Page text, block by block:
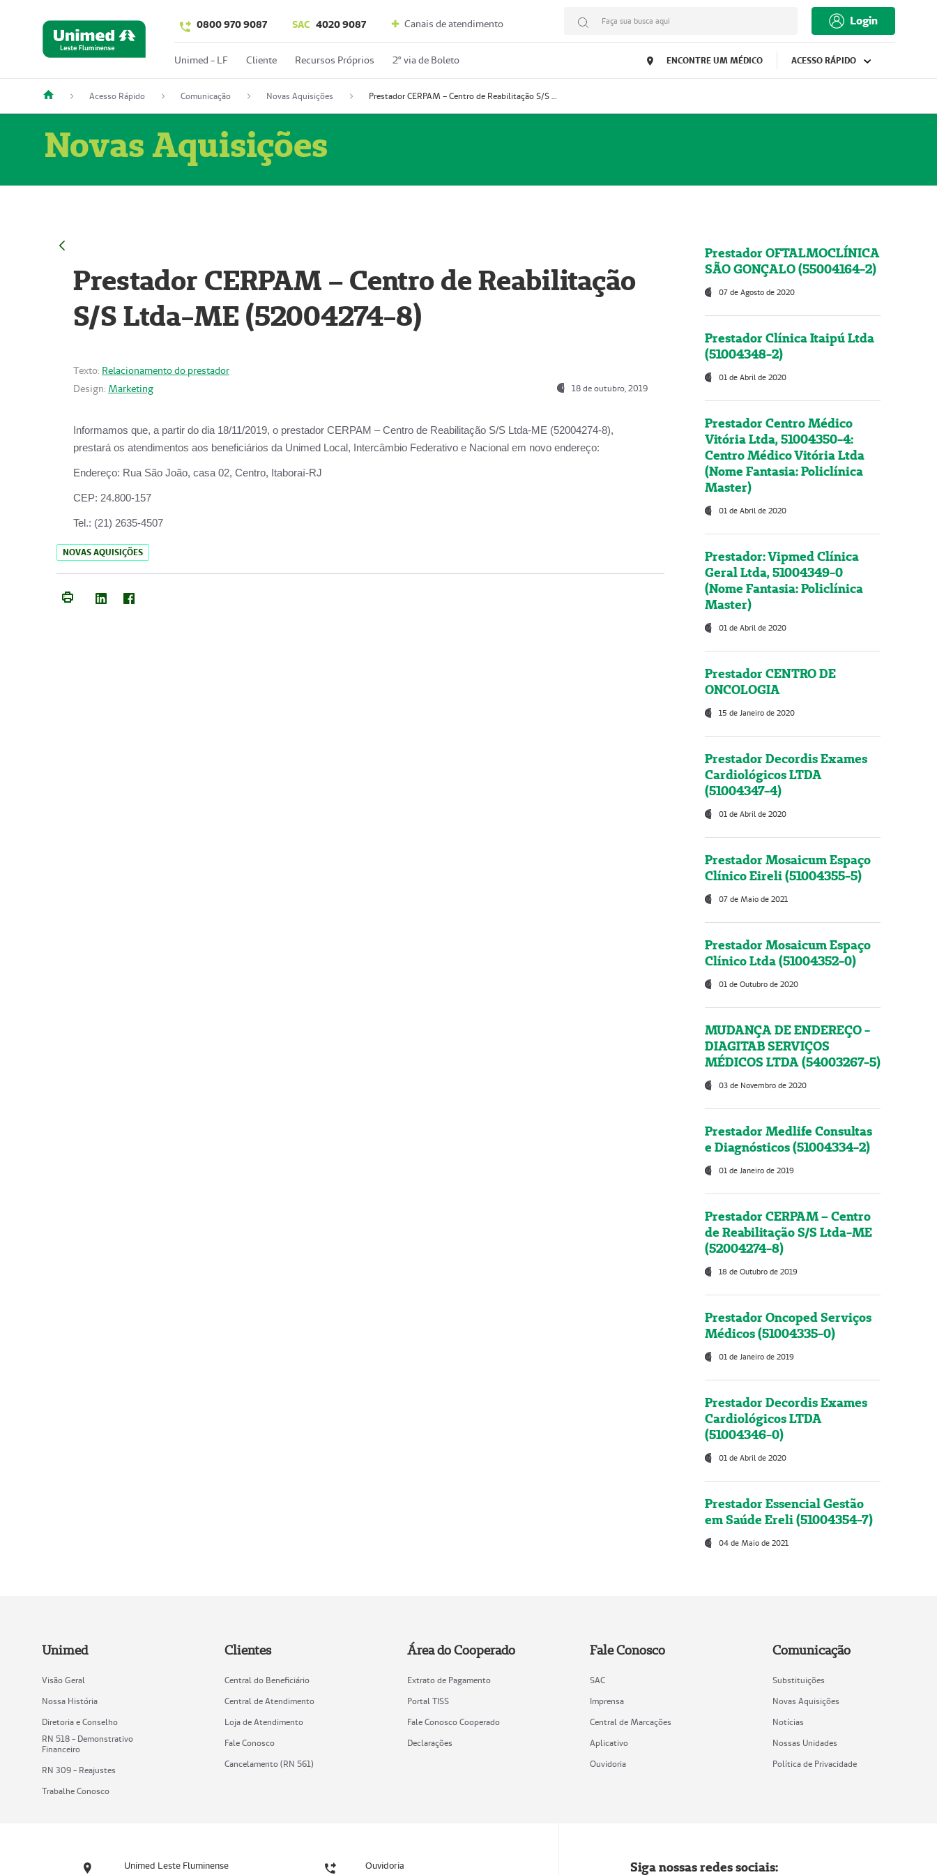
0800 970 9087 SAC 4020 9087 Canais de atendimento Faça sua busca aqui Login
Unimed - LF Cliente Recursos Próprios 2º via de Boleto ENCONTRE UM MÉDICO ACESSO RÁPIDO
Acesso Rápido Comunicação Novas Aquisições Prestador CERPAM – Centro de Reabilitação S/S Ltda-ME (52004274-8)
Novas Aquisições
Prestador CERPAM – Centro de Reabilitação
S/S Ltda-ME (52004274-8)
Texto: Relacionamento do prestador
Design: Marketing 18 de outubro, 2019
Informamos que, a partir do dia 18/11/2019, o prestador CERPAM – Centro de Reabilitação S/S Ltda-ME (52004274-8),
prestará os atendimentos aos beneficiários da Unimed Local, Intercâmbio Federativo e Nacional em novo endereço:
Endereço: Rua São João, casa 02, Centro, Itaboraí-RJ
CEP: 24.800-157
Tel.: (21) 2635-4507
NOVAS AQUISIÇÕES
Prestador OFTALMOCLÍNICA
SÃO GONÇALO (55004164-2)
07 de Agosto de 2020
Prestador Clínica Itaipú Ltda
(51004348-2)
01 de Abril de 2020
Prestador Centro Médico
Vitória Ltda, 51004350-4:
Centro Médico Vitória Ltda
(Nome Fantasia: Policlínica
Master)
01 de Abril de 2020
Prestador: Vipmed Clínica
Geral Ltda, 51004349-0
(Nome Fantasia: Policlínica
Master)
01 de Abril de 2020
Prestador CENTRO DE
ONCOLOGIA
15 de Janeiro de 2020
Prestador Decordis Exames
Cardiológicos LTDA
(51004347-4)
01 de Abril de 2020
Prestador Mosaicum Espaço
Clínico Eireli (51004355-5)
07 de Maio de 2021
Prestador Mosaicum Espaço
Clínico Ltda (51004352-0)
01 de Outubro de 2020
MUDANÇA DE ENDEREÇO -
DIAGITAB SERVIÇOS
MÉDICOS LTDA (54003267-5)
03 de Novembro de 2020
Prestador Medlife Consultas
e Diagnósticos (51004334-2)
01 de Janeiro de 2019
Prestador CERPAM – Centro
de Reabilitação S/S Ltda-ME
(52004274-8)
18 de Outubro de 2019
Prestador Oncoped Serviços
Médicos (51004335-0)
01 de Janeiro de 2019
Prestador Decordis Exames
Cardiológicos LTDA
(51004346-0)
01 de Abril de 2020
Prestador Essencial Gestão
em Saúde Ereli (51004354-7)
04 de Maio de 2021
Unimed
Visão Geral
Nossa História
Diretoria e Conselho
RN 518 - Demonstrativo
Financeiro
RN 309 - Reajustes
Trabalhe Conosco
Clientes
Central do Beneficiário
Central de Atendimento
Loja de Atendimento
Fale Conosco
Cancelamento (RN 561)
Área do Cooperado
Extrato de Pagamento
Portal TISS
Fale Conosco Cooperado
Declarações
Fale Conosco
SAC
Imprensa
Central de Marcações
Aplicativo
Ouvidoria
Comunicação
Substituições
Novas Aquisições
Notícias
Nossas Unidades
Política de Privacidade
Unimed Leste Fluminense Ouvidoria Siga nossas redes sociais: